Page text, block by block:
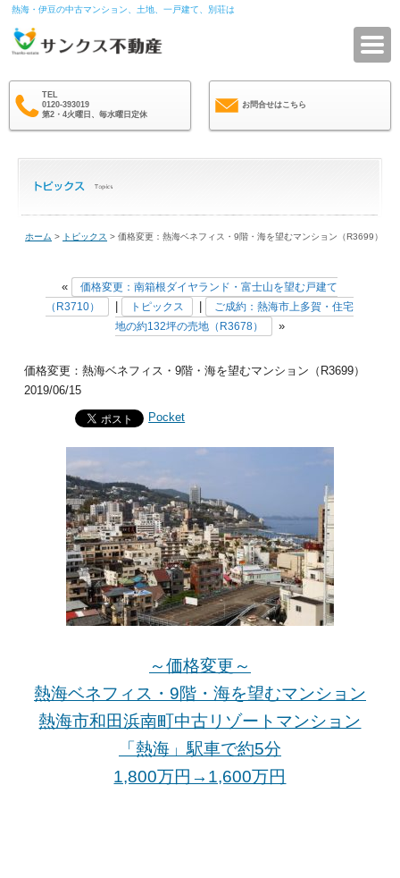
熱海・伊豆の中古マンション、土地、一戸建て、別荘は
TEL
0120-393019
第2・4火曜日、毎水曜日定休
お問合せはこちら
ホーム > トピックス > 価格変更：熱海ベネフィス・9階・海を望むマンション（R3699）
«
価格変更：南箱根ダイヤランド・富士山を望む戸建て
（R3710）
トピックス
ご成約：熱海市上多賀・住宅
地の約132坪の売地（R3678）
»
価格変更：熱海ベネフィス・9階・海を望むマンション（R3699）
2019/06/15
Pocket
～価格変更～
熱海ベネフィス・9階・海を望むマンション
熱海市和田浜南町中古リゾートマンション
「熱海」駅車で約5分
1,800万円→1,600万円